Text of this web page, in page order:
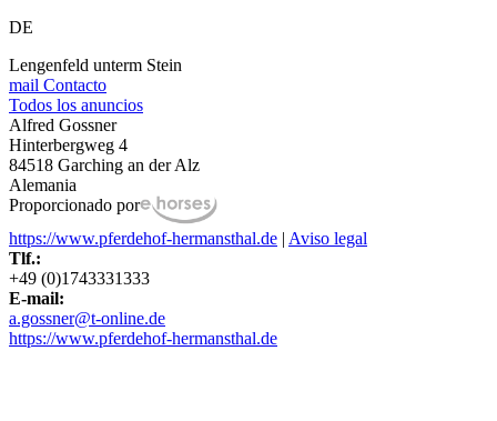
DE
Lengenfeld unterm Stein
mail Contacto
Todos los anuncios
Alfred Gossner
Hinterbergweg 4
84518 Garching an der Alz
Alemania
Proporcionado por
https://www.pferdehof-hermansthal.de | Aviso legal
Tlf.:
+49 (0)1743331333
E-mail:
a.gossner@t-online.de
https://www.pferdehof-hermansthal.de